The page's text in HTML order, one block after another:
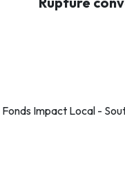
Fonds Impact Local -